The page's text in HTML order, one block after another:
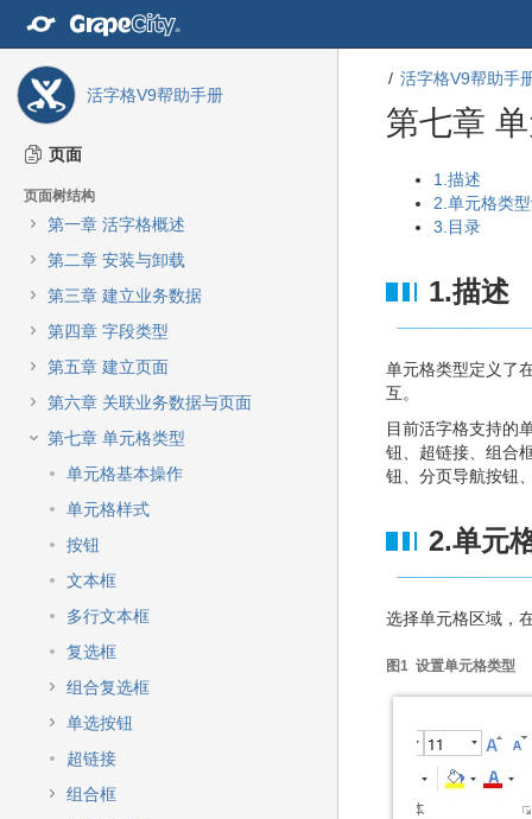
活字格V9帮助手册
页面
页面树结构
第一章 活字格概述
第二章 安装与卸载
第三章 建立业务数据
第四章 字段类型
第五章 建立页面
第六章 关联业务数据与页面
第七章 单元格类型
单元格基本操作
单元格样式
按钮
文本框
多行文本框
复选框
组合复选框
单选按钮
超链接
组合框
活字格V9帮助手
第七章
1.描述
2.单元格类
3.目录
1.描述
单元格类型定义了
互。
目前活字格支持的
钮、超链接、组合
钮、分页导航按钮
2.单元
选择单元格区域，
图1 设置单元格类型